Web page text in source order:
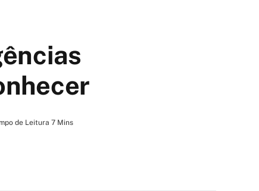
de Leitura 7 Mins